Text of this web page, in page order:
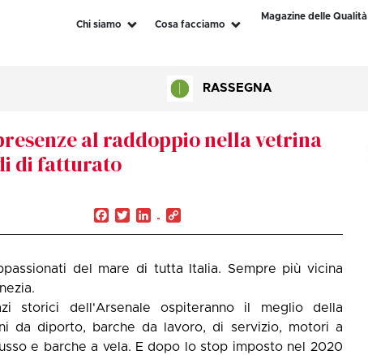
Chi siamo Cosa facciamo
Magazine delle Qualità
RASSEGNA
al raddoppio nella vetrina
di fatturato
Facebook
TwitterLinkedIn
del mare di tutta Italia. Sempre più vicina
storici dell'Arsenale ospiteranno il meglio della
da diporto, barche da lavoro, di servizio, motori a
e barche a vela. E dopo lo stop imposto nel 2020